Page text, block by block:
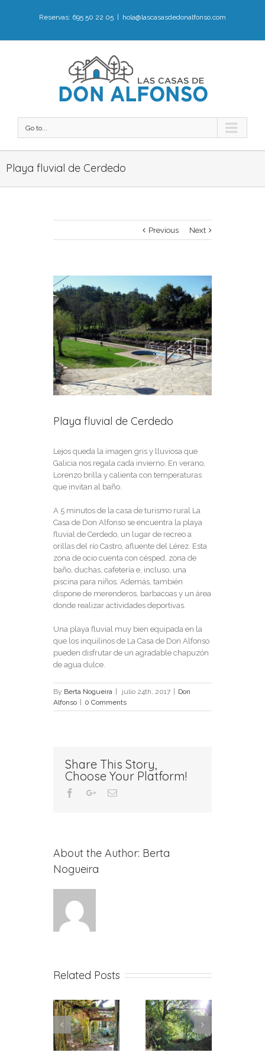
Reservas: 695 50 22 05 hola@lascasasdedonalfonso.com
Go to...
Playa fluvial de Cerdedo
Previous Next
View
Larger
Image
Playa fluvial de Cerdedo
Lejos queda la imagen gris y lluviosa que
Galicia nos regala cada invierno. En verano,
Lorenzo brilla y calienta con temperaturas
que invitan al baño.
A 5 minutos de la casa de turismo rural La
Casa de Don Alfonso se encuentra la playa
fluvial de Cerdedo, un lugar de recreo a
orillas del río Castro, afluente del Lérez. Esta
zona de ocio cuenta con césped, zona de
baño, duchas, cafetería e, incluso, una
piscina para niños. Además, también
dispone de merenderos, barbacoas y un área
donde realizar actividades deportivas.
Una playa fluvial muy bien equipada en la
que los inquilinos de La Casa de Don Alfonso
pueden disfrutar de un agradable chapuzón
de agua dulce.
By Berta Nogueira | julio 24th, 2017 | Don
Alfonso | 0 Comments
Share This Story,
Choose Your Platform!
FacebookGoogle+Email
About the Author: Berta
Nogueira
Related Posts
Senderismo
turístico
Identidad
cultural